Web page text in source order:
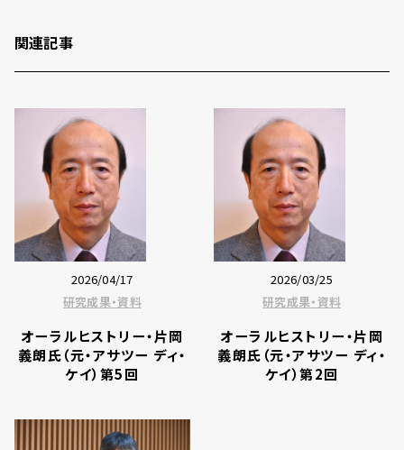
関連記事
2026/04/17
研究成果・資料
オーラルヒストリー・片岡
義朗氏（元・アサツー ディ・
ケイ）第5回
2026/03/25
研究成果・資料
オーラルヒストリー・片岡
義朗氏（元・アサツー ディ・
ケイ）第2回